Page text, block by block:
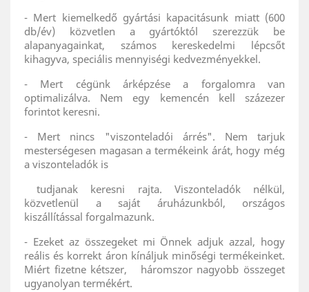
- Mert kiemelkedő gyártási kapacitásunk miatt (600
db/év) közvetlen a gyártóktól szerezzük be
alapanyagainkat, számos kereskedelmi lépcsőt
kihagyva, speciális mennyiségi kedvezményekkel.
- Mert cégünk árképzése a forgalomra van
optimalizálva. Nem egy kemencén kell százezer
forintot keresni.
- Mert nincs "viszonteladói árrés". Nem tarjuk
mesterségesen magasan a termékeink árát, hogy még
a viszonteladók is
tudjanak keresni rajta. Viszonteladók nélkül,
közvetlenül a saját áruházunkból, országos
kiszállítással forgalmazunk.
- Ezeket az összegeket mi Önnek adjuk azzal, hogy
reális és korrekt áron kínáljuk minőségi termékeinket.
Miért fizetne kétszer, háromszor nagyobb összeget
ugyanolyan termékért.